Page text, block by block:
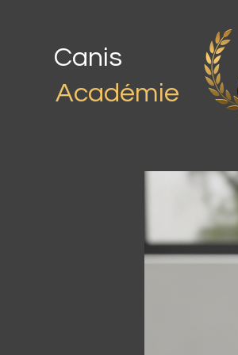
Canis
Académie